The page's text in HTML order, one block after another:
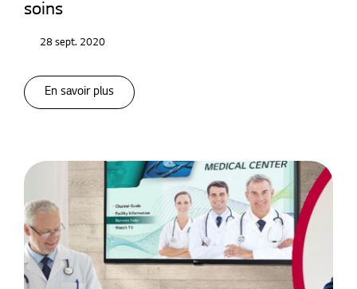
soins
28 sept. 2020
En savoir plus